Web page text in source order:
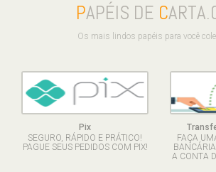
PAPÉIS DE C
Os mais lindos papéis para você
Pix
SEGURO, RÁPIDO E PRÁTICO!
PAGUE SEUS PEDIDOS COM PIX!
FAÇA
A CONTA